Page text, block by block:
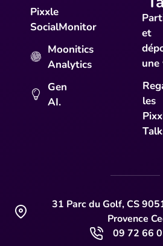
Pixxle
SocialMonitor
Moonitics
Analytics
Gen
AI.
et
une
les
31 Parc du Golf, CS
Provence
09 72 66